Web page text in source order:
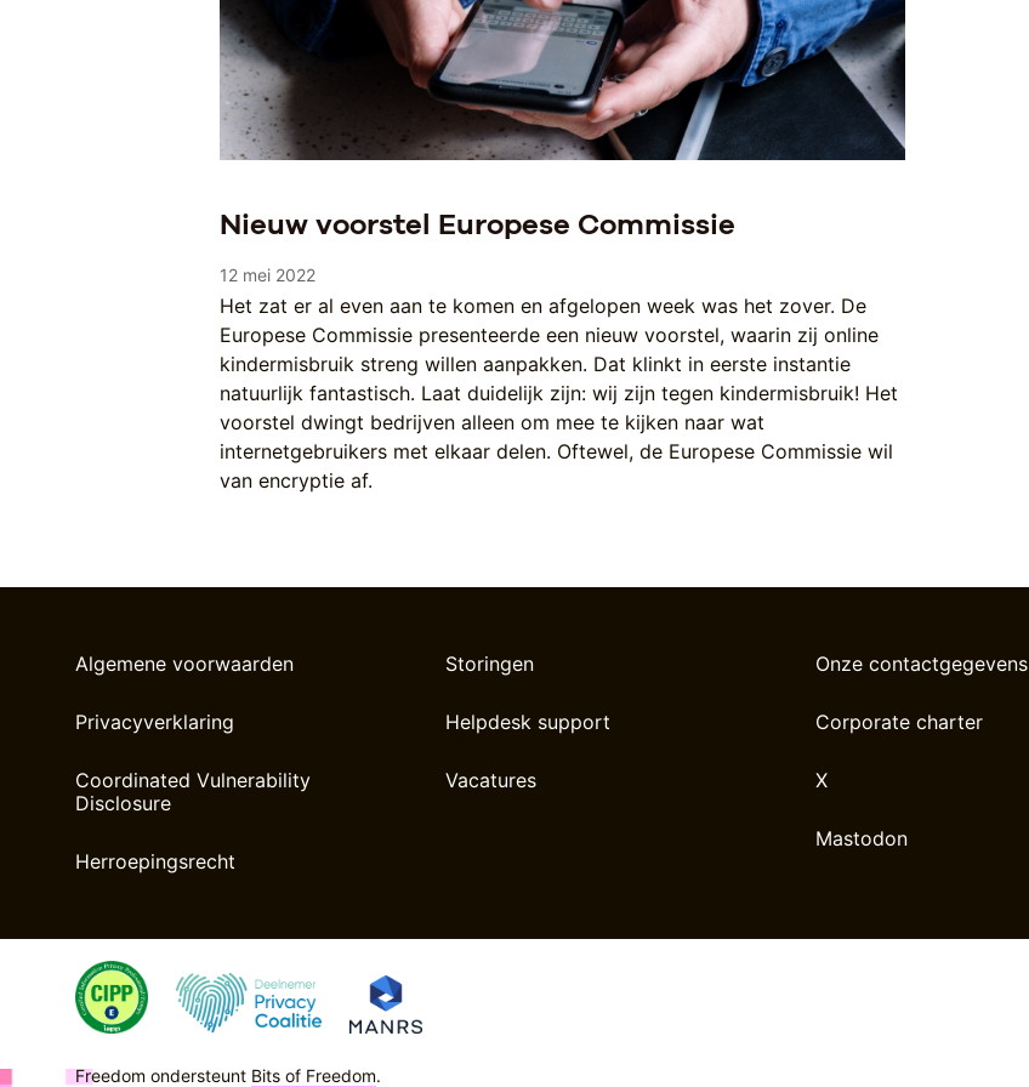
Nieuw voorstel Europese Commissie
12 mei 2022
Het zat er al even aan te komen en afgelopen week was het zover. De
Europese Commissie presenteerde een nieuw voorstel, waarin zij online
kindermisbruik streng willen aanpakken. Dat klinkt in eerste instantie
natuurlijk fantastisch. Laat duidelijk zijn: wij zijn tegen kindermisbruik! Het
voorstel dwingt bedrijven alleen om mee te kijken naar wat
internetgebruikers met elkaar delen. Oftewel, de Europese Commissie wil
van encryptie af.
Algemene voorwaarden
Privacyverklaring
Coordinated Vulnerability
Disclosure
Herroepingsrecht
Storingen
Helpdesk support
Vacatures
Onze contactgegevens
Corporate charter
X
Mastodon
Freedom ondersteunt Bits of Freedom.